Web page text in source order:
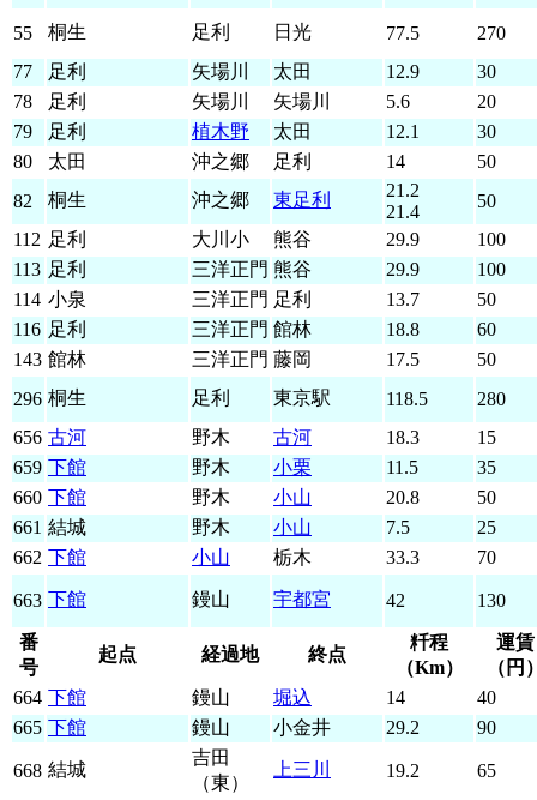
55 桐生 足利 日光 77.5
270
77
足利 矢場川 太田 12.9
30
78
足利 矢場川 矢場川 5.6
20
79
足利 植木野 太田 12.1
30
80
太田 沖之郷 足利 14
50
82
桐生 沖之郷 東足利
21.2
21.4
50
112 足利 大川小 熊谷 29.9
100
113 足利 三洋正門 熊谷 29.9
100
114 小泉 三洋正門 足利 13.7
50
116 足利 三洋正門 館林 18.8
60
143 館林 三洋正門 藤岡 17.5
50
296 桐生 足利 東京駅 118.5
280
656 古河 野木 古河 18.3
15
659 下館 野木 小栗 11.5
35
660 下館 野木 小山 20.8
50
661 結城 野木 小山 7.5
25
662 下館 小山 栃木 33.3 70
663 下館 鏝山 宇都宮 42 130
番
号
起点 経過地 終点
粁程
（Km）
運賃
（円
664 下館 鏝山 堀込 14
40
665 下館 鏝山 小金井 29.2 90
668 結城
吉田
（東）
上三川 19.2 65